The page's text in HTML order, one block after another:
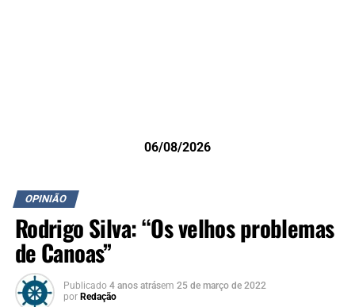
06/08/2026
OPINIÃO
Rodrigo Silva: “Os velhos problemas
de Canoas”
Publicado 4 anos atrásem 25 de março de 2022
por Redação